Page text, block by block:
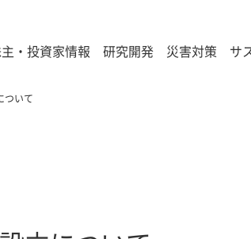
・投資家情報 研究開発 災害対策 サ
ついて